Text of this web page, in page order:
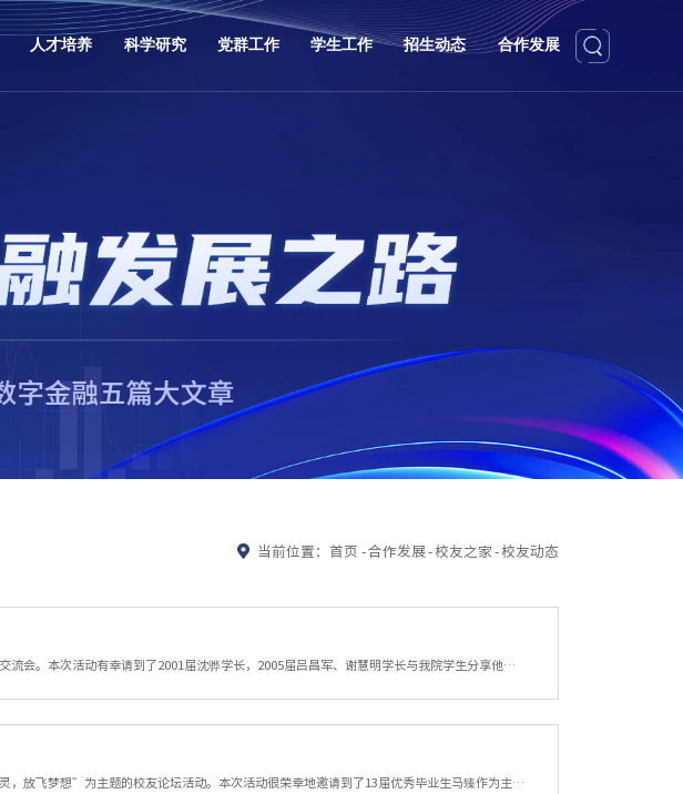
人才培养 科学研究 党群工作 学生工作 招生动态 合作发展
当前位置：首页 -合作发展-校友之家-校友动态
11月16日下午，金融学院在学院楼422室开展了优秀校友交流会。本次活动有幸请到了2001届沈骅学长，2005届吕昌军、谢慧明学长与我院学生分享他们的个人经历和人生感悟。杨鹰彪书记出席了座谈会，有二十余位在校生代表参加。座谈会在轻松而活跃的氛围中展开。本次活动包括两方面，三位学长先是谈及自己的工作历程，用自身经历为同学们指引方向。之后三位学长更是当场亲切地解答了同学们的疑惑。活动伊始，三位学长纷纷谈起了自...
10月26日下午，金融学院在学院楼209举行了以“阳光心灵，放飞梦想”为主题的校友论坛活动。本次活动很荣幸地邀请到了13届优秀毕业生马臻作为主讲嘉宾。马臻为金融学子分享了她在大学里的亲身经历和个人感悟，并且亲切地回答了同学们提出的问题。现场气氛轻松而活跃，同学们也不时地点头赞同。马臻是今年刚刚毕业的13届优秀毕业生代表之一，她曾经获得过多项荣誉，包括2009年浙江省三好学生、2010年浙江财经学院“优秀学生班干...